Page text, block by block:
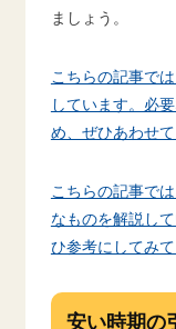
ましょう。
こちらの記事で
しています。必
め、ぜひあわせて
こちらの記事で
なものを解説し
ひ参考にしてみて
安い時期の